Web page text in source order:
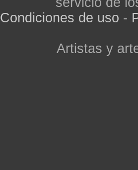
Condiciones de uso -
Artistas y